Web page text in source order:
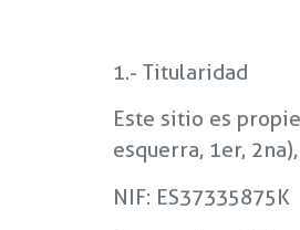
1.- Titularidad
Este sitio es
esquerra, 1er,
NIF: ES37335875K